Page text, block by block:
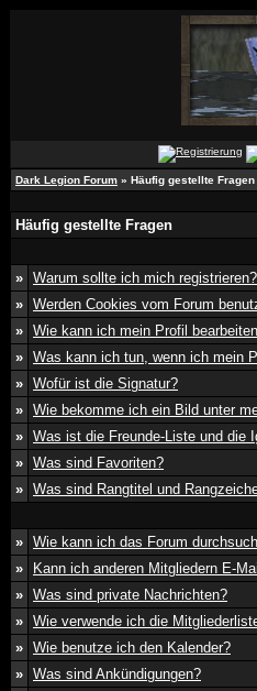
Dark Legion Forum » Häufig gestellte Fragen
Häufig gestellte Fragen
» Warum sollte ich mich registrieren?
» Werden Cookies vom Forum
» Wie kann ich mein Profil
» Was kann ich tun, wenn ich mein
» Wofür ist die Signatur?
» Wie bekomme ich ein Bild unter
» Was ist die Freunde-Liste und die
» Was sind Favoriten?
» Was sind Rangtitel und
» Wie kann ich das Forum
»
Kann ich anderen Mitgliedern E-
» Was sind private Nachrichten?
» Wie verwende ich die
» Wie benutze ich den Kalender?
» Was sind Ankündigungen?